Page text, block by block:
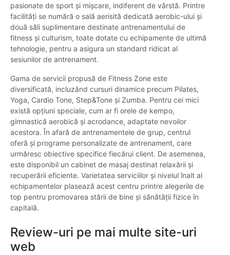
pasionate de sport și mișcare, indiferent de vârstă. Printre
facilități se numără o sală aerisită dedicată aerobic-ului și
două săli suplimentare destinate antrenamentului de
fitness și culturism, toate dotate cu echipamente de ultimă
tehnologie, pentru a asigura un standard ridicat al
sesiunilor de antrenament.
Gama de servicii propusă de Fitness Zone este
diversificată, incluzând cursuri dinamice precum Pilates,
Yoga, Cardio Tone, Step&Tone și Zumba. Pentru cei mici
există opțiuni speciale, cum ar fi orele de kempo,
gimnastică aerobică și acrodance, adaptate nevoilor
acestora. În afară de antrenamentele de grup, centrul
oferă și programe personalizate de antrenament, care
urmăresc obiective specifice fiecărui client. De asemenea,
este disponibil un cabinet de masaj destinat relaxării și
recuperării eficiente. Varietatea serviciilor și nivelul înalt al
echipamentelor plasează acest centru printre alegerile de
top pentru promovarea stării de bine și sănătății fizice în
capitală.
Review-uri pe mai multe site-uri
web